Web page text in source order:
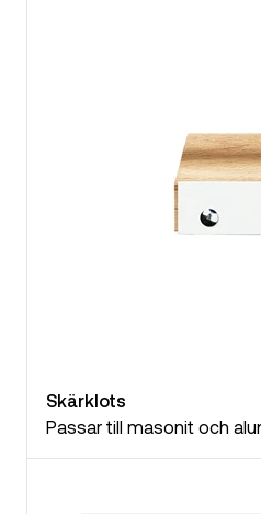
Skärklots
Passar till masonit och